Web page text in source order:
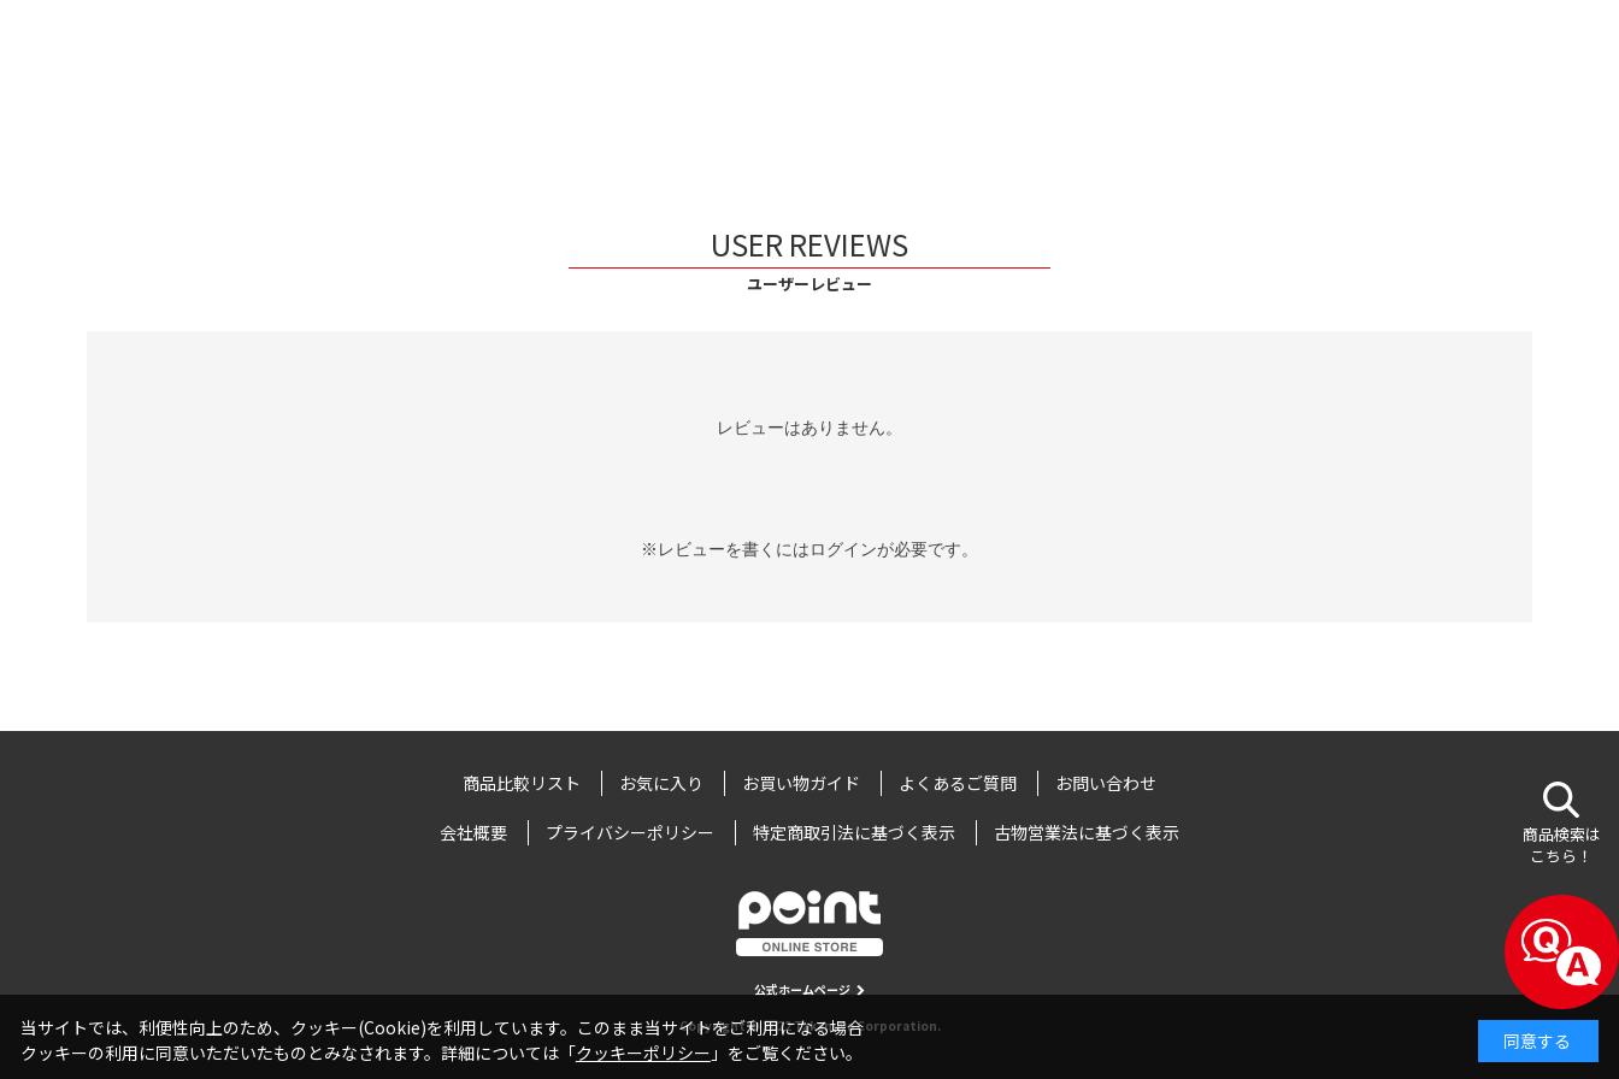
USER REVIEWS
ユーザーレビュー
レビューはありません。
※レビューを書くにはログインが必要です。
商品比較リスト お気に入り お買い物ガイド よくあるご質問 お問い合わせ
会社概要 プライバシーポリシー 特定商取引法に基づく表示 古物営業法に基づく表示
公式ホームページ
Copyright © 2022 Takamiya Corporation.
商品検索は
こちら！
当サイトでは、利便性向上のため、クッキー(Cookie)を利用しています。このまま当サイトをご利用になる場合
クッキーの利用に同意いただいたものとみなされます。詳細については「クッキーポリシー 」をご覧ください。
同意する